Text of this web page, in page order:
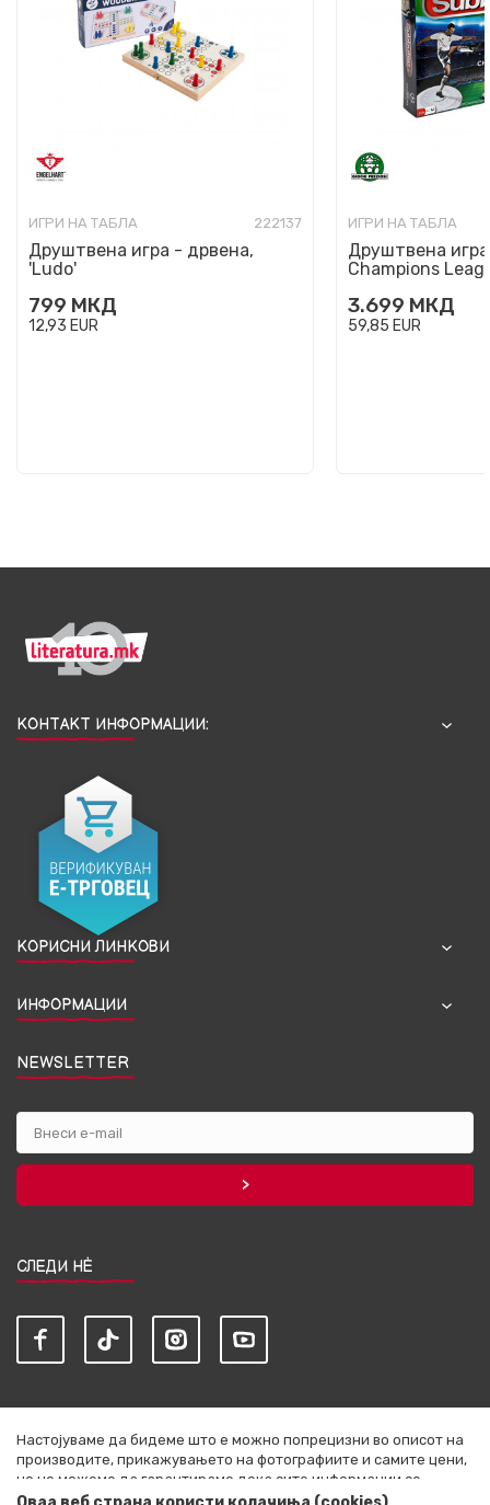
ИГРИ НА ТАБЛА 222137
Друштвена игра - дрвена,
'Ludo'
799 МКД
12,93 EUR
ИГРИ НА ТАБЛА
Друштвена
Champions
3.699 МКД
59,85 EUR
КОНТАКТ ИНФОРМАЦИИ:
КОРИСНИ ЛИНКОВИ
ИНФОРМАЦИИ
NEWSLETTER
СЛЕДИ НЀ
Настојуваме да бидеме што е можно попрецизни во описот на
производите, прикажувањето на фотографиите и самите цени,
но не можеме да гарантираме дека сите информации се
комплетни и без грешки. Сите артикли прикажани на сајтот се